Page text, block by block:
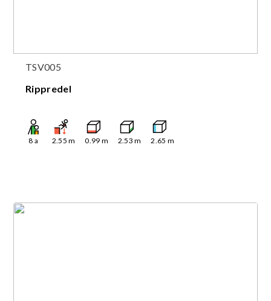
TSV005
Rippredel
8 a 2.55 m 0.99 m 2.53 m 2.65 m